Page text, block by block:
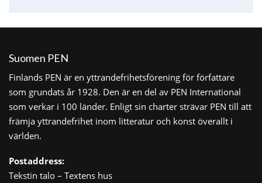
Suomen PEN
Finlands PEN är en yttrandefrihetsförening för författare
som grundats år 1928. Den är en del av PEN International
som verkar i 100 länder. Enligt sin charter strävar PEN till att
främja yttrandefrihet inom litteratur och konst överallt i
världen.
Postaddress:
Tekstin talo – Textens hus